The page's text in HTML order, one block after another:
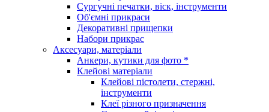
Сургучні печатки, віск, інструменти
Об'ємні прикраси
Декоративні прищепки
Набори прикрас
Аксесуари, матеріали
Анкери, кутики для фото *
Клейові матеріали
Клейові пістолети, стержні,
інструменти
Клеї різного призначення